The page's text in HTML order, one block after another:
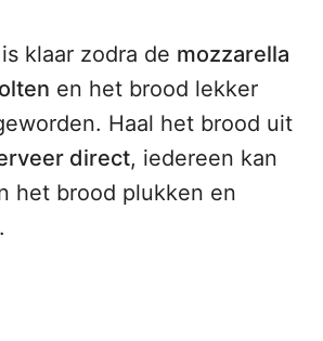
klaar zodra de mozzarella
en het brood lekker
Haal het brood uit
direct, iedereen kan
het brood plukken en